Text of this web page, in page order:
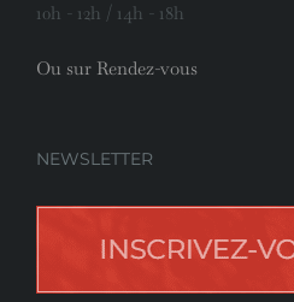
10h - 12h / 14h - 18h
Ou sur Rendez-vous
NEWSLETTER